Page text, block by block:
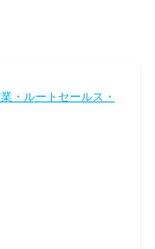
・ルートセールス・